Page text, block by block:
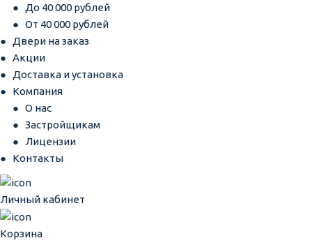
До 40 000 рублей
От 40 000 рублей
Двери на заказ
Акции
Доставка и установка
Компания
О нас
Застройщикам
Лицензии
Контакты
Личный кабинет
Корзина